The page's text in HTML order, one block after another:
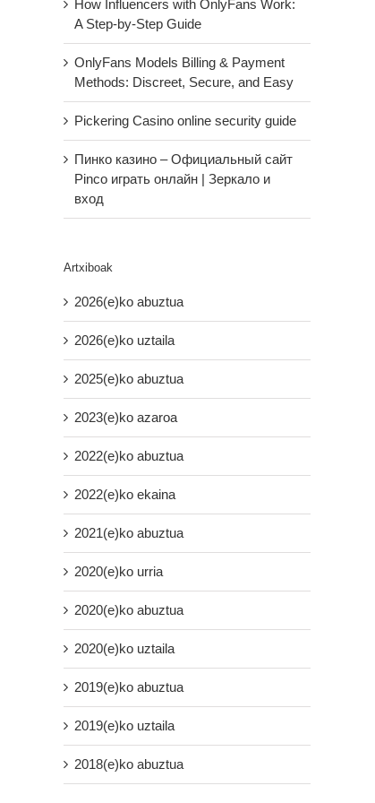
How Influencers with OnlyFans Work:
A Step‑by‑Step Guide
OnlyFans Models Billing & Payment
Methods: Discreet, Secure, and Easy
Pickering Casino online security guide
Пинко казино – Официальный сайт
Pinco играть онлайн | Зеркало и
вход
Artxiboak
2026(e)ko abuztua
2026(e)ko uztaila
2025(e)ko abuztua
2023(e)ko azaroa
2022(e)ko abuztua
2022(e)ko ekaina
2021(e)ko abuztua
2020(e)ko urria
2020(e)ko abuztua
2020(e)ko uztaila
2019(e)ko abuztua
2019(e)ko uztaila
2018(e)ko abuztua